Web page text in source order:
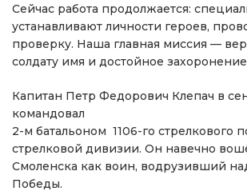
Сейчас работа продолжается:
устанавливают личности героев,
проверку. Наша главная миссия —
солдату имя и достойное
Капитан Петр Федорович Клепач в
командовал
2-м батальоном 1106-го стрелкового
стрелковой дивизии. Он навечно
Смоленска как воин, водрузивший
Победы.